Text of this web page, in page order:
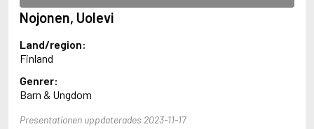
Adamov, Arthur
Adams, Douglas
Adams, Jane
Adams, Richard
Adbåge, Emma
Adbåge, Lisen
Adelborg, Ottilia
Adichie, Chimamanda Ngozi
Nojonen, Uolevi
Land/region:
Finland
Genrer:
Barn & Ungdom
Presentationen uppdaterades 2023-11-17